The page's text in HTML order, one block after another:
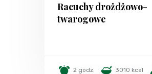
Racuchy drożdżowo-
twarogowe
2 godz. 3010 kcal